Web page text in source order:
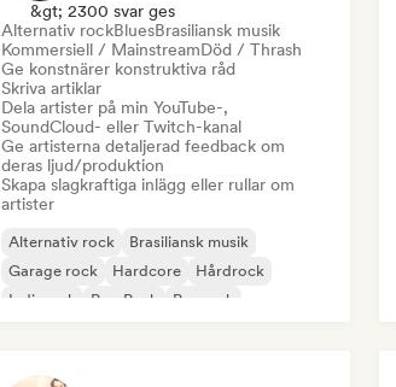
&gt; 2300 svar ges
Alternativ rockBluesBrasiliansk musik
Kommersiell / MainstreamDöd / Thrash
Ge konstnärer konstruktiva råd
Skriva artiklar
Dela artister på min YouTube-,
SoundCloud- eller Twitch-kanal
Ge artisterna detaljerad feedback om
deras ljud/produktion
Skapa slagkraftiga inlägg eller rullar om
artister
Alternativ rock
Brasiliansk musik
Garage rock
Hardcore
Hårdrock
Indierock
Pop Punk Poprock